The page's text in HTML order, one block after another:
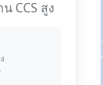
CCS สูง